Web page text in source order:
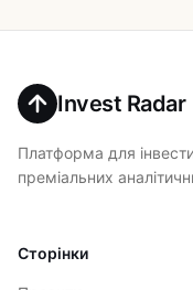
Invest Radar
Платформа для
преміальних
Сторінки